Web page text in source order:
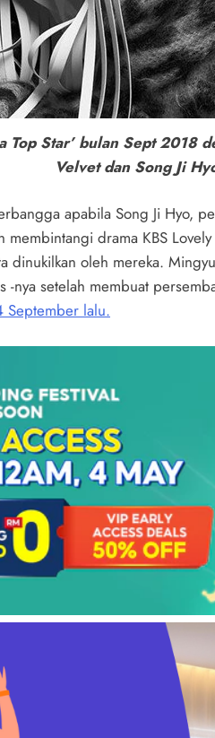
Top Star’ bulan Sept
Velvet dan Song Ji
apabila Song Ji Hyo,
membintangi drama KBS
oleh mereka.
nya setelah membuat
September lalu.